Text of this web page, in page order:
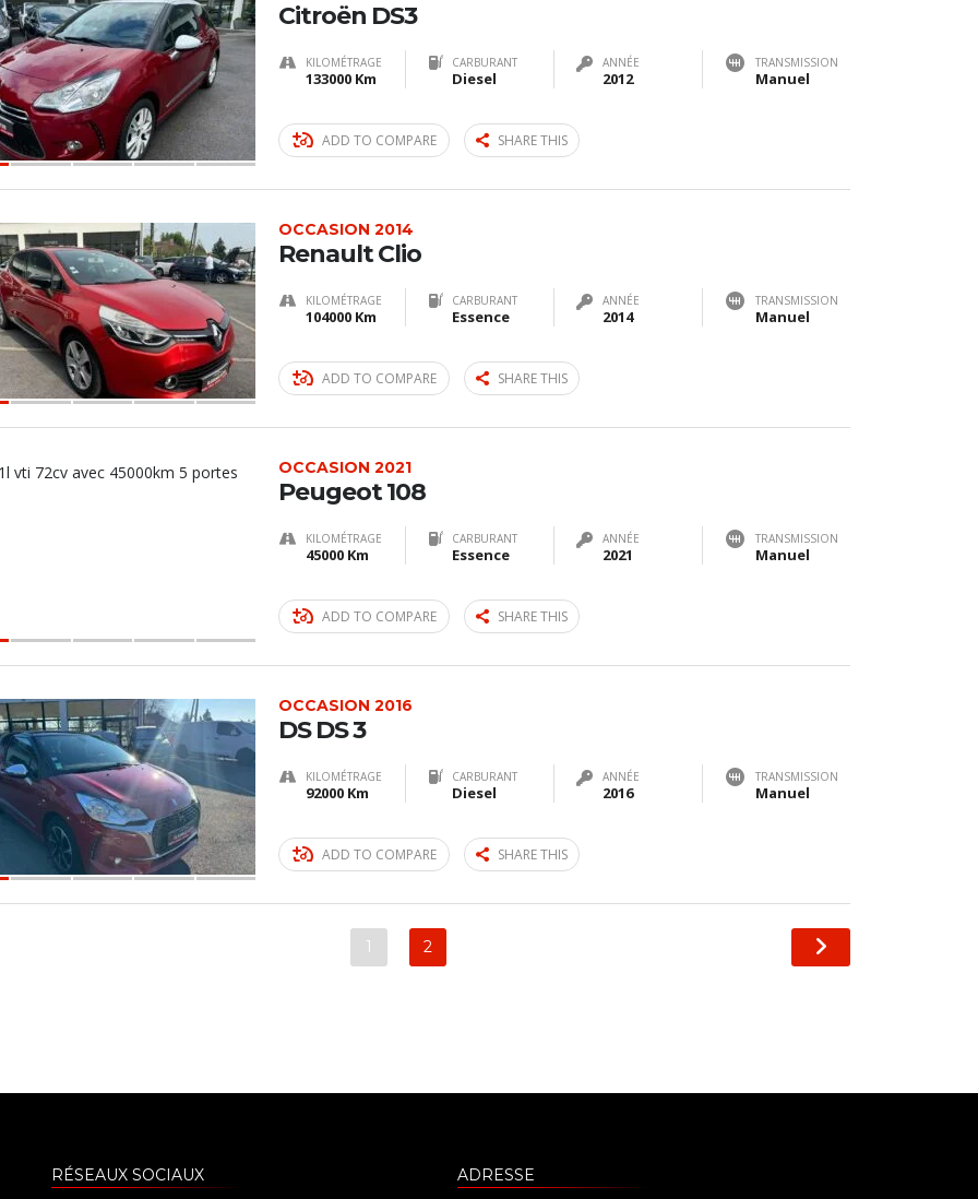
Citroën DS3
KILOMÉTRAGE
133000 Km
CARBURANT
Diesel
ANNÉE
2012
TRANSMISSION
Manuel
ADD TO COMPARE SHARE THIS
OCCASION 2014
Renault Clio
KILOMÉTRAGE
104000 Km
CARBURANT
Essence
ANNÉE
2014
TRANSMISSION
Manuel
ADD TO COMPARE SHARE THIS
OCCASION 2021
Peugeot 108
KILOMÉTRAGE
45000 Km
CARBURANT
Essence
ANNÉE
2021
TRANSMISSION
Manuel
ADD TO COMPARE SHARE THIS
OCCASION 2016
DS DS 3
KILOMÉTRAGE
92000 Km
CARBURANT
Diesel
ANNÉE
2016
TRANSMISSION
Manuel
ADD TO COMPARE SHARE THIS
1 2
RÉSEAUX SOCIAUX ADRESSE